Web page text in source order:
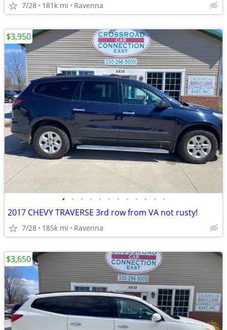
7/28 181k mi Ravenna
• • • • • • • • • • • •
2017 CHEVY TRAVERSE 3rd row from VA not rusty!
7/28 185k mi Ravenna
$3,950
$3,650